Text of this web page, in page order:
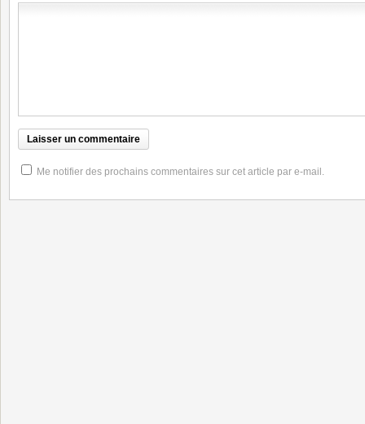
Me notifier des prochains commentaires sur cet article par e-mail.